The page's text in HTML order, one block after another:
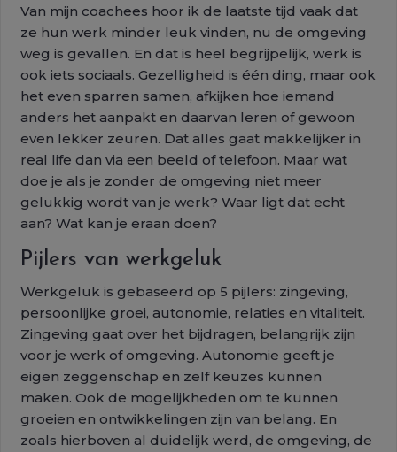
Van mijn coachees hoor ik de laatste tijd vaak dat
ze hun werk minder leuk vinden, nu de omgeving
weg is gevallen. En dat is heel begrijpelijk, werk is
ook iets sociaals. Gezelligheid is één ding, maar ook
het even sparren samen, afkijken hoe iemand
anders het aanpakt en daarvan leren of gewoon
even lekker zeuren. Dat alles gaat makkelijker in
real life dan via een beeld of telefoon. Maar wat
doe je als je zonder de omgeving niet meer
gelukkig wordt van je werk? Waar ligt dat echt
aan? Wat kan je eraan doen?
Pijlers van werkgeluk
Werkgeluk is gebaseerd op 5 pijlers: zingeving,
persoonlijke groei, autonomie, relaties en vitaliteit.
Zingeving gaat over het bijdragen, belangrijk zijn
voor je werk of omgeving. Autonomie geeft je
eigen zeggenschap en zelf keuzes kunnen
maken. Ook de mogelijkheden om te kunnen
groeien en ontwikkelingen zijn van belang. En
zoals hierboven al duidelijk werd, de omgeving, de